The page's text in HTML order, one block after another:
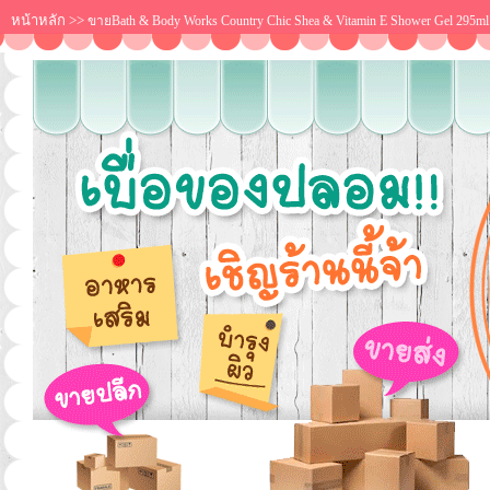
หน้าหลัก >> ขายBath & Body Works Country Chic Shea & Vitamin E Shower